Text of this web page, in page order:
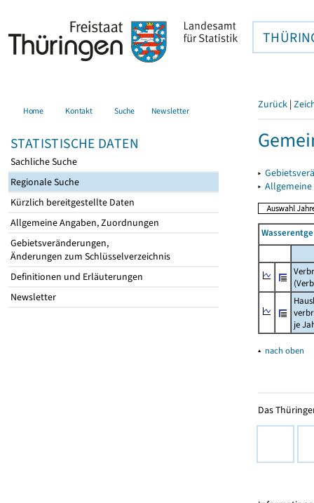
Home Kontakt Suche Newsletter
STATISTISCHE DATEN
Sachliche Suche
Regionale Suche
Kürzlich bereitgestellte Daten
Allgemeine Angaben, Zuordnungen
Gebietsveränderungen,
Änderungen zum Schlüsselverzeichnis
Definitionen und Erläuterungen
Newsletter
Zurück |
▸
▸
je
▴ nach oben
Das